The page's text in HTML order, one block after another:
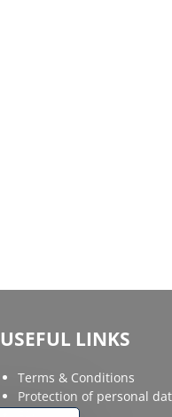
USEFUL LINKS
Terms & Conditions
Protection of personal